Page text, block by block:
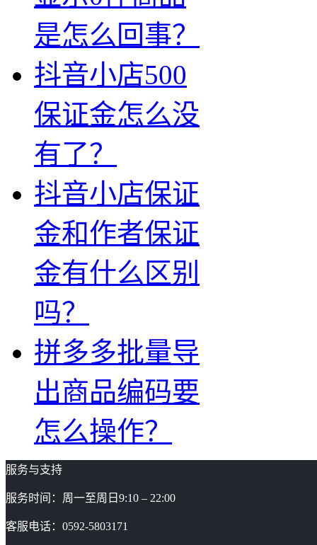
是怎么回事？
抖音小店500
保证金怎么没
有了？
抖音小店保证
金和作者保证
金有什么区别
吗？
拼多多批量导
出商品编码要
怎么操作？
服务与支持
服务时间：周一至周日9:10 – 22:00
客服电话：0592-5803171